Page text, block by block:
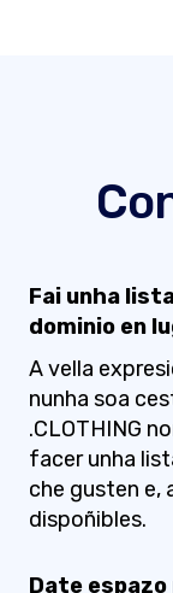
Fai unha
dominio en
A vella
nunha soa
.CLOTHING
facer unha
che gusten e,
dispoñibles.
Date